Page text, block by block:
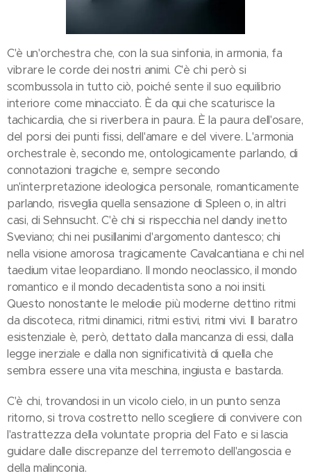
C'è un'orchestra che, con la sua sinfonia, in armonia, fa
vibrare le corde dei nostri animi. C'è chi però si
scombussola in tutto ciò, poiché sente il suo equilibrio
interiore come minacciato. È da qui che scaturisce la
tachicardia, che si riverbera in paura. È la paura dell'osare,
del porsi dei punti fissi, dell'amare e del vivere. L'armonia
orchestrale è, secondo me, ontologicamente parlando, di
connotazioni tragiche e, sempre secondo
un'interpretazione ideologica personale, romanticamente
parlando, risveglia quella sensazione di Spleen o, in altri
casi, di Sehnsucht. C'è chi si rispecchia nel dandy inetto
Sveviano; chi nei pusillanimi d'argomento dantesco; chi
nella visione amorosa tragicamente Cavalcantiana e chi nel
taedium vitae leopardiano. Il mondo neoclassico, il mondo
romantico e il mondo decadentista sono a noi insiti.
Questo nonostante le melodie più moderne dettino ritmi
da discoteca, ritmi dinamici, ritmi estivi, ritmi vivi. Il baratro
esistenziale è, però, dettato dalla mancanza di essi, dalla
legge inerziale e dalla non significatività di quella che
sembra essere una vita meschina, ingiusta e bastarda.
C'è chi, trovandosi in un vicolo cielo, in un punto senza
ritorno, si trova costretto nello scegliere di convivere con
l'astrattezza della voluntate propria del Fato e si lascia
guidare dalle discrepanze del terremoto dell'angoscia e
della malinconia.